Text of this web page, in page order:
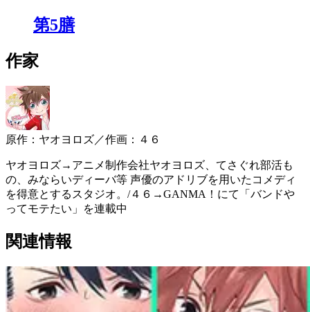
第5膳
作家
原作：ヤオヨロズ／作画：４６
ヤオヨロズ→アニメ制作会社ヤオヨロズ、てさぐれ部活も
の、みならいディーバ等 声優のアドリブを用いたコメディ
を得意とするスタジオ。/４６→GANMA！にて「バンドや
ってモテたい」を連載中
関連情報